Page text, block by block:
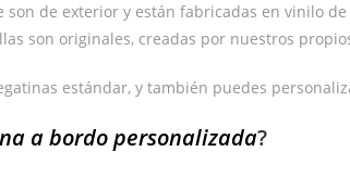
son de exterior y están fabricadas en vinilo
son originales, creadas por nuestros
estándar, y también puedes
a bordo personalizada?